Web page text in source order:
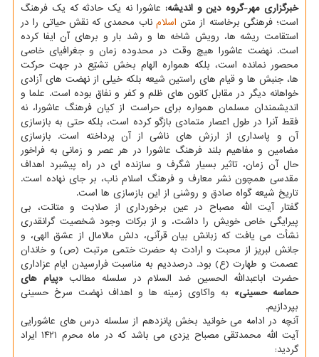
خبرگزاری مهر-گروه دین و اندیشه: عاشورا نه یک حادثه که یک فرهنگ
است؛ فرهنگی برخاسته از متن اسلام ناب محمدی که نقش حیاتی را در
استقامت ریشه ها، رویش شاخه ها و رشد بار و برهای آن ایفا کرده
است. نهضت عاشورا هیچ وقت در محدوده زمان و جغرافیای خاصی
محصور نمانده است، بلکه همواره الهام بخش تشیّع در جهت حرکت
ها، جنبش ها و قیام های راستین شیعه بلکه خیلی از نهضت های آزادی
خواهانه دیگر در مقابل کانون های ظلم و کفر و نفاق بوده است. علما و
اندیشمندان مسلمان همواره برای حراست از کیان فرهنگ عاشورا، نه
فقط آنرا در طول اعصار متمادی بازگو کرده است، بلکه حتی به بازسازی
آن و پاسداری از ارزش های ناشی از آن پرداخته است. بازسازی
مضامین و مفاهیم بلند فرهنگ عاشورا در هر عصر و زمانی به فراخور
حال آن زمان، تاثیر بسیار شگرف و سازنده ای در راه پیشبرد اهداف
مقدسی همچون نشر معارف و فرهنگ اسلام ناب، بر جای نهاده است.
تاریخ شیعه گواه صادق و روشنی از این بازسازی ها است.
گفتار آیت الله مصباح در عین برخورداری از صلابت و متانت، بی
پیرایگی خاص خویش را داشت، و از برکات وجود شخصیت گرانقدری
نشأت می یافت که زبانش بیان قرآنی، دلش مالامال از عشق الهی، و
جانش لبریز از محبت و ارادت به حضرت ختمی مرتبت (ص) و خاندان
عصمت و طهارت (ع) بود. درصددیم به مناسبت فرارسیدن ایام عزاداری
حضرت اباعبدالله الحسین ضد السلام در سلسله مطالب«پیام های
حماسه حسینی» به واکاوی زمینه ها و اهداف نهضت سرخ حسینی
بپردازیم.
آنچه در ادامه می خوانید بخش پانزدهم از سلسله درس های عاشورایی
آیت الله محمدتقی مصباح یزدی می باشد که در ماه محرم ۱۴۲۱ ایراد
گردید: